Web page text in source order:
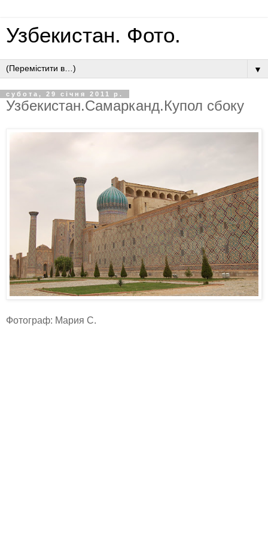
Узбекистан. Фото.
▼
субота, 29 січня 2011 р.
Узбекистан.Самарканд.Купол сбоку
Фотограф: Мария С.